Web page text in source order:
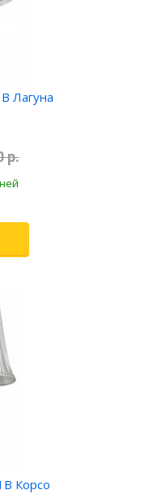
Лагуна
р.
Корсо